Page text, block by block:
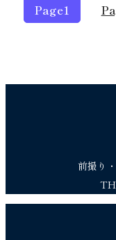
Page1
前撮り